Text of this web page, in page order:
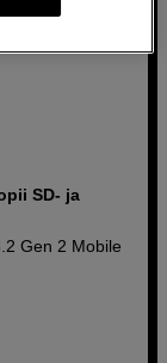
SD- ja
Gen 2 Mobile